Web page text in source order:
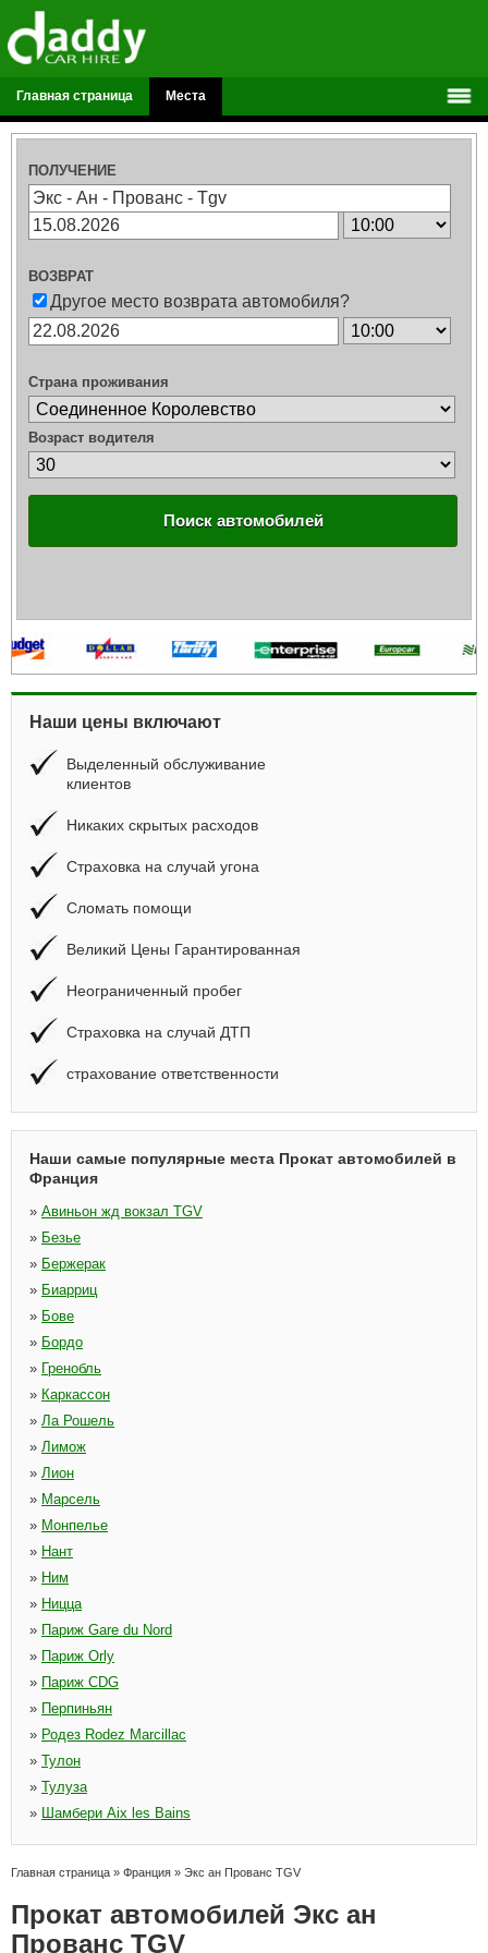
Главная страница Места
ПОЛУЧЕНИЕ
ВОЗВРАТ
Другое место возврата автомобиля?
Страна проживания
Возраст водителя
Поиск автомобилей
Наши цены включают
Выделенный обслуживание
клиентов
Никаких скрытых расходов
Страховка на случай угона
Сломать помощи
Великий Цены Гарантированная
Неограниченный пробег
Страховка на случай ДТП
страхование ответственности
Наши самые популярные места Прокат автомобилей в
Франция
» Авиньон жд вокзал TGV
» Безье
» Бержерак
» Биарриц
» Бове
» Бордо
» Гренобль
» Каркассон
» Ла Рошель
» Лимож
» Лион
» Марсель
» Монпелье
» Нант
» Ним
» Ницца
» Париж Gare du Nord
» Париж Orly
» Париж CDG
» Перпиньян
» Родез Rodez Marcillac
» Тулон
» Тулуза
» Шамбери Aix les Bains
Главная страница » Франция » Экс ан Прованс TGV
Прокат автомобилей Экс ан
Прованс TGV